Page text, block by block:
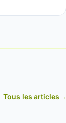
Tous les articles→